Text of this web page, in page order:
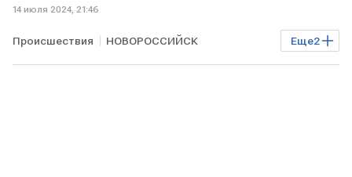
14 июля 2024, 21:46
Еще2
Происшествия НОВОРОССИЙСК
Абрау-Дюрсо пожар